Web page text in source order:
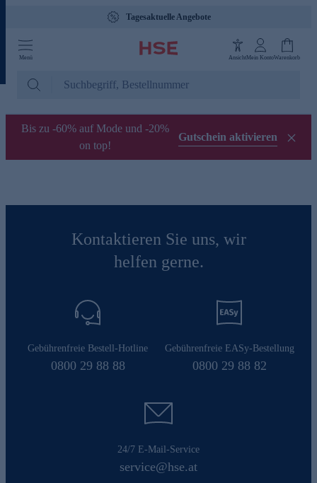
Tagesaktuelle Angebote
Menü AnsichtMein KontoWarenkorb
Bis zu -60% auf Mode und -20%
on top!
Gutschein aktivieren
Kontaktieren Sie uns, wir
helfen gerne.
Gebührenfreie Bestell-Hotline
0800 29 88 88
Gebührenfreie EASy-Bestellung
0800 29 88 82
24/7 E-Mail-Service
service@hse.at